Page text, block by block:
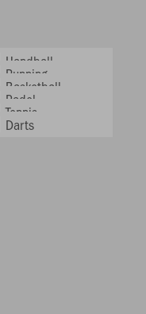
Handball
Running
Basketball
Padel
Tennis
Darts